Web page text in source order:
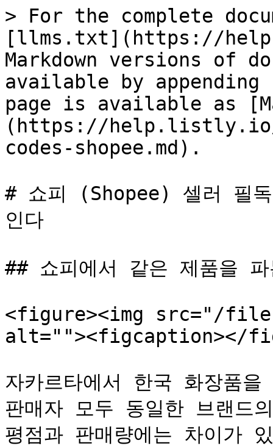
> For the complete
[llms.txt](https://
Markdown versions of
available by
page is available as
(https://help.listly.io/
codes-shopee.md).
# 쇼피 (Shopee) 셀러 필
인다
## 쇼피에서 같은 제품을
<figure><img src="/files/
alt=""><figcaption></
자카르타에서 한국 화장품
판매자 모두 동일한 브랜드
평점과 판매량에는 차이가